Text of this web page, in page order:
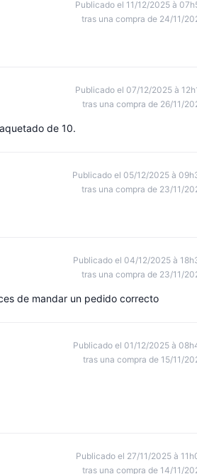
Publicado el 11/12/2025 à
tras una compra de 24/11/
Publicado el 07/12/2025 à
tras una compra de 26/11/
de 10.
Publicado el 05/12/2025 à
tras una compra de 23/11/
Publicado el 04/12/2025 à
tras una compra de 23/11/
de mandar un pedido correcto
Publicado el 01/12/2025 à
tras una compra de 15/11/
Publicado el 27/11/2025 à
tras una compra de 14/11/